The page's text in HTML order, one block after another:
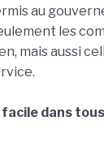
au
les
mais aussi
dans